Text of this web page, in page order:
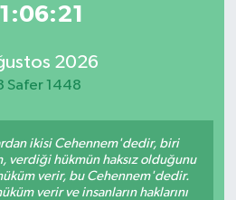
2026
Safer 1448
ikisi Cehennem'dedir, biri
verdiği hükmün haksız olduğunu
verir, bu Cehennem'dedir.
verir ve insanların haklarını